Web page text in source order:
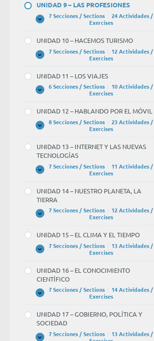
BUSCANDO
EMPLEO
UNIDAD 9 – LAS PROFESIONES
Expandir
UNIDAD
LAS
PROFESIONES
7 Secciones / Sections
24 Actividades /
Exercises
UNIDAD 10 – HACEMOS TURISMO
Expandir
UNIDAD
HACEMOS
TURISMO
7 Secciones / Sections
12 Actividades /
Exercises
UNIDAD 11 – LOS VIAJES
Expandir
UNIDAD
LOS
VIAJES
6 Secciones / Sections
10 Actividades /
Exercises
UNIDAD 12 – HABLANDO POR EL MÓVIL
Expandir
UNIDAD
HABLANDO
POR
MÓVIL
8 Secciones / Sections
23 Actividades /
Exercises
UNIDAD 13 – INTERNET Y LAS NUEVAS
TECNOLOGÍAS
Expandir
UNIDAD
INTERNET
Y
NUEVAS
TECNOLOGÍAS
7 Secciones / Sections
11 Actividades /
Exercises
UNIDAD 14 – NUESTRO PLANETA, LA
TIERRA
Expandir
UNIDAD
NUESTRO
PLANETA,
LA
7 Secciones / Sections
12 Actividades /
Exercises
UNIDAD 15 – EL CLIMA Y EL TIEMPO
Expandir
UNIDAD
EL
CLIMA
EL
TIEMPO
7 Secciones / Sections
13 Actividades /
Exercises
UNIDAD 16 – EL CONOCIMIENTO
CIENTÍFICO
Expandir
UNIDAD
EL
CONOCIMIENTO
7 Secciones / Sections
14 Actividades /
Exercises
UNIDAD 17 – GOBIERNO, POLÍTICA Y
SOCIEDAD
7 Secciones / Sections
13 Actividades /